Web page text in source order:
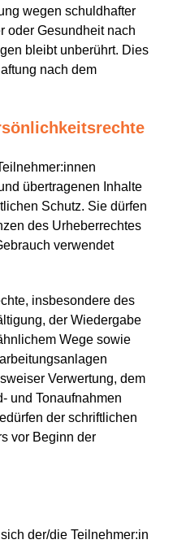
wegen schuldhafter
oder Gesundheit nach
bleibt unberührt. Dies
nach dem
übertragenen Inhalte
Schutz. Sie dürfen
des Urheberrechtes
verwendet
insbesondere des
der Wiedergabe
Wege sowie
Verwertung, dem
und Tonaufnahmen
der schriftlichen
vor Beginn der
der/die Teilnehmer:in